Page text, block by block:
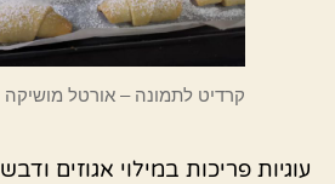
קרדיט לתמונה – אורטל מושיקה
עוגיות פריכות במילוי אגוזים ודבש